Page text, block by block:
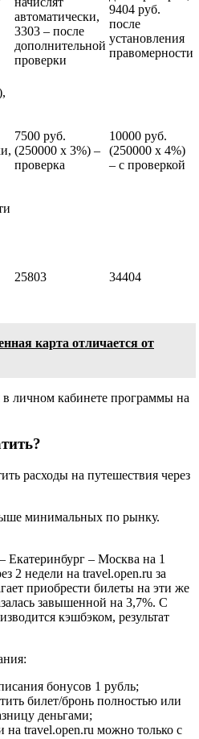
автоматически,
3303 – после
дополнительной
проверки
9404 руб.
после
установления
правомерности
7500 руб.
(250000 х 3%) –
проверка
10000 руб.
(250000 х 4%)
– с проверкой
25803 34404
карта отличается от
личном кабинете программы на
расходы на путешествия через
минимальных по рынку.
– Москва на 1
2 недели на travel.open.ru за
приобрести билеты на эти же
завышенной на 3,7%. С
кэшбэком, результат
бонусов 1 рубль;
билет/бронь полностью или
деньгами;
на travel.open.ru можно только с